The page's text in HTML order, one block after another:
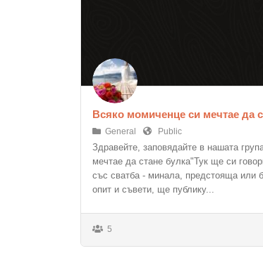
Всяко момиченце си мечтае да
General Public
Здравейте, заповядайте в нашата
мечтае да стане булка"Тук ще си
със сватба - минала, предстояща
опит и съвети, ще публику...
5